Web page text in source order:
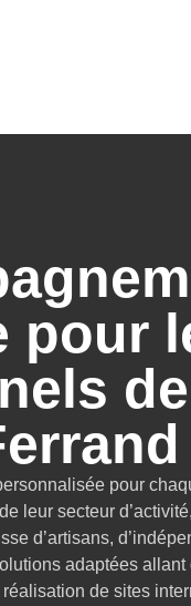
pour
de
pour
leur secteur
d’artisans,
adaptées allant
de sites